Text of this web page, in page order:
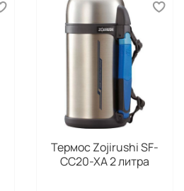
Термос Zojirushi SF-
CC20-XA 2 литра